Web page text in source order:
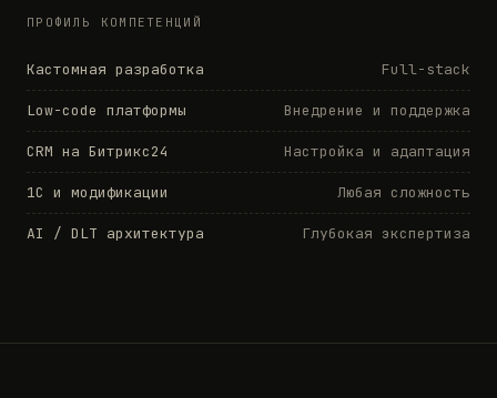
ПРОФИЛЬ КОМПЕТЕНЦИЙ
Кастомная разработка Full-stack
Low-code платформы Внедрение и поддержка
CRM на Битрикс24 Настройка и адаптация
1С и модификации Любая сложность
AI / DLT архитектура Глубокая экспертиза